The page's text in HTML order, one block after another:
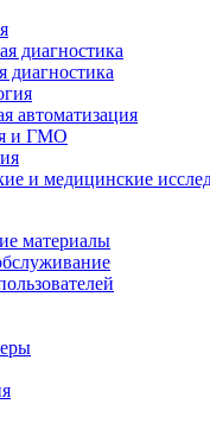
диагностика
диагностика
автоматизация
и ГМО
и медицинские
материалы